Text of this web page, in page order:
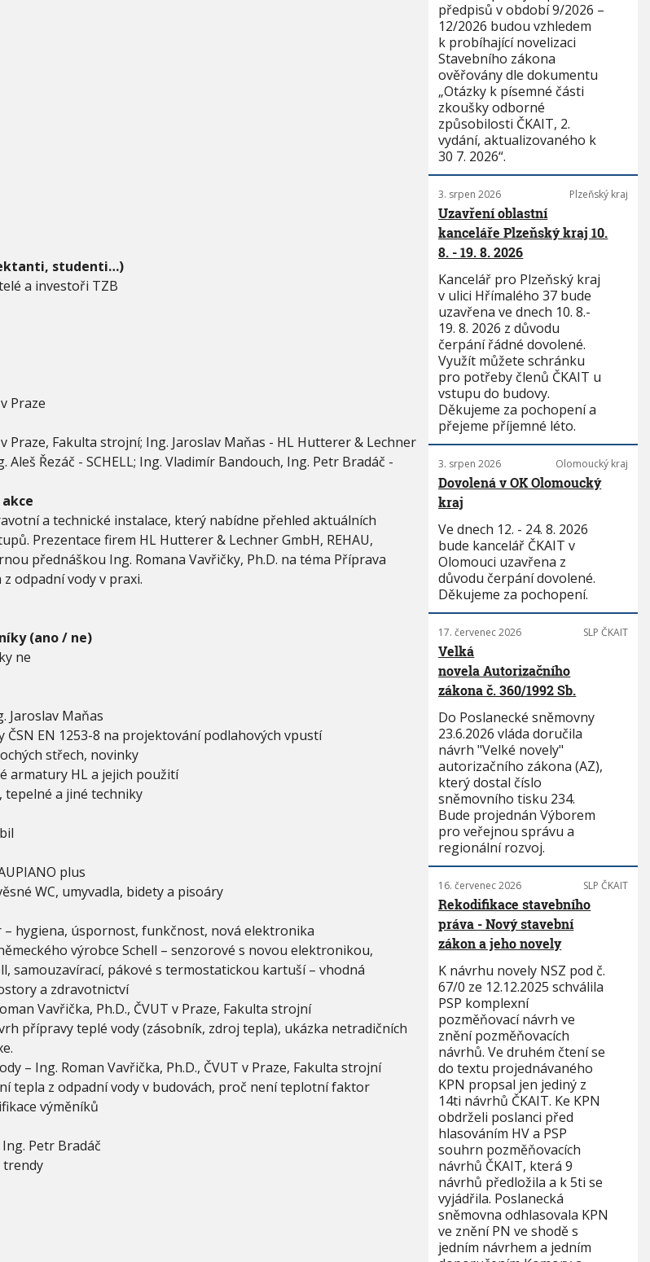
studenti…)
a investoři TZB
Praze
Praze, Fakulta strojní; Ing. Jaroslav Maňas - HL Hutterer & Lechner
Aleš Řezáč - SCHELL; Ing. Vladimír Bandouch, Ing. Petr Bradáč -
a technické instalace, který nabídne přehled aktuálních
Prezentace firem HL Hutterer & Lechner GmbH, REHAU,
přednáškou Ing. Romana Vavřičky, Ph.D. na téma Příprava
odpadní vody v praxi.
(ano / ne)
ne
Jaroslav Maňas
EN 1253-8 na projektování podlahových vpustí
střech, novinky
armatury HL a jejich použití
tepelné a jiné techniky
plus
WC, umyvadla, bidety a pisoáry
hygiena, úspornost, funkčnost, nová elektronika
výrobce Schell – senzorové s novou elektronikou,
samouzavírací, pákové s termostatickou kartuší – vhodná
a zdravotnictví
Vavřička, Ph.D., ČVUT v Praze, Fakulta strojní
přípravy teplé vody (zásobník, zdroj tepla), ukázka netradičních
– Ing. Roman Vavřička, Ph.D., ČVUT v Praze, Fakulta strojní
tepla z odpadní vody v budovách, proč není teplotní faktor
výměníků
Petr Bradáč
trendy
předpisů v období 9/2026 –
12/2026 budou vzhledem
k probíhající novelizaci
Stavebního zákona
ověřovány dle dokumentu
„Otázky k písemné části
zkoušky odborné
způsobilosti ČKAIT, 2.
vydání, aktualizovaného k
30 7. 2026“.
3. srpen 2026 Plzeňský kraj
Uzavření oblastní
kanceláře Plzeňský kraj 10.
8. - 19. 8. 2026
Kancelář pro Plzeňský kraj
v ulici Hřímalého 37 bude
uzavřena ve dnech 10. 8.-
19. 8. 2026 z důvodu
čerpání řádné dovolené.
Využít můžete schránku
pro potřeby členů ČKAIT u
vstupu do budovy.
Děkujeme za pochopení a
přejeme příjemné léto.
3. srpen 2026 Olomoucký kraj
Dovolená v OK Olomoucký
kraj
Ve dnech 12. - 24. 8. 2026
bude kancelář ČKAIT v
Olomouci uzavřena z
důvodu čerpání dovolené.
Děkujeme za pochopení.
17. červenec 2026 SLP ČKAIT
Velká
novela Autorizačního
zákona č. 360/1992 Sb.
Do Poslanecké sněmovny
23.6.2026 vláda doručila
návrh "Velké novely"
autorizačního zákona (AZ),
který dostal číslo
sněmovního tisku 234.
Bude projednán Výborem
pro veřejnou správu a
regionální rozvoj.
16. červenec 2026 SLP ČKAIT
Rekodifikace stavebního
práva - Nový stavební
zákon a jeho novely
K návrhu novely NSZ pod č.
67/0 ze 12.12.2025 schválila
PSP komplexní
pozměňovací návrh ve
znění pozměňovacích
návrhů. Ve druhém čtení se
do textu projednávaného
KPN propsal jen jediný z
14ti návrhů ČKAIT. Ke KPN
obdrželi poslanci před
hlasováním HV a PSP
souhrn pozměňovacích
návrhů ČKAIT, která 9
návrhů předložila a k 5ti se
vyjádřila. Poslanecká
sněmovna odhlasovala KPN
ve znění PN ve shodě s
jedním návrhem a jedním